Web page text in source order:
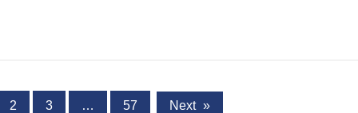
2 3 … 57 Next »